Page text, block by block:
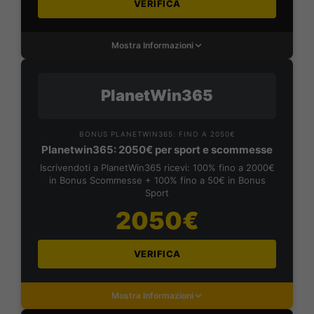
VERIFICA
Mostra Informazioni
PlanetWin365
BONUS PLANETWIN365: FINO A 2050€
Planetwin365: 2050€ per sport e scommesse
Iscrivendoti a PlanetWin365 ricevi: 100% fino a 2000€
in Bonus Scommesse + 100% fino a 50€ in Bonus
Sport
2050€
VERIFICA
Mostra Informazioni